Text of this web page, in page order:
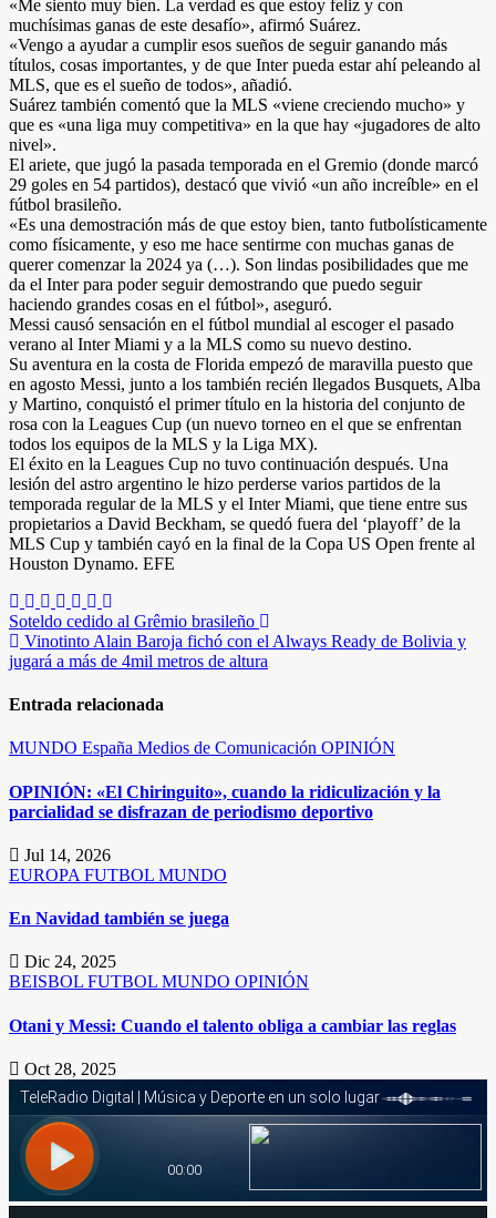
«Me siento muy bien. La verdad es que estoy feliz y con
muchísimas ganas de este desafío», afirmó Suárez.
«Vengo a ayudar a cumplir esos sueños de seguir ganando más
títulos, cosas importantes, y de que Inter pueda estar ahí peleando al
MLS, que es el sueño de todos», añadió.
Suárez también comentó que la MLS «viene creciendo mucho» y
que es «una liga muy competitiva» en la que hay «jugadores de alto
nivel».
El ariete, que jugó la pasada temporada en el Gremio (donde marcó
29 goles en 54 partidos), destacó que vivió «un año increíble» en el
fútbol brasileño.
«Es una demostración más de que estoy bien, tanto futbolísticamente
como físicamente, y eso me hace sentirme con muchas ganas de
querer comenzar la 2024 ya (…). Son lindas posibilidades que me
da el Inter para poder seguir demostrando que puedo seguir
haciendo grandes cosas en el fútbol», aseguró.
Messi causó sensación en el fútbol mundial al escoger el pasado
verano al Inter Miami y a la MLS como su nuevo destino.
Su aventura en la costa de Florida empezó de maravilla puesto que
en agosto Messi, junto a los también recién llegados Busquets, Alba
y Martino, conquistó el primer título en la historia del conjunto de
rosa con la Leagues Cup (un nuevo torneo en el que se enfrentan
todos los equipos de la MLS y la Liga MX).
El éxito en la Leagues Cup no tuvo continuación después. Una
lesión del astro argentino le hizo perderse varios partidos de la
temporada regular de la MLS y el Inter Miami, que tiene entre sus
propietarios a David Beckham, se quedó fuera del ‘playoff’ de la
MLS Cup y también cayó en la final de la Copa US Open frente al
Houston Dynamo. EFE
Navegación
de
Soteldo cedido al Grêmio brasileño
Vinotinto Alain Baroja fichó con el Always Ready de Bolivia y
jugará a más de 4mil metros de altura
Entrada relacionada
MUNDO España Medios de Comunicación OPINIÓN
OPINIÓN: «El Chiringuito», cuando la ridiculización y la
parcialidad se disfrazan de periodismo deportivo
Jul 14, 2026
EUROPA FUTBOL MUNDO
En Navidad también se juega
Dic 24, 2025
BEISBOL FUTBOL MUNDO OPINIÓN
Otani y Messi: Cuando el talento obliga a cambiar las reglas
Oct 28, 2025